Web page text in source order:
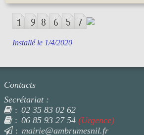
Installé le 1/4/2020
Contacts
Secrétariat :
: 02 35 83 02 62
: 06 85 93 27 54 (Urgence)
: mairie@ambrumesnil.fr